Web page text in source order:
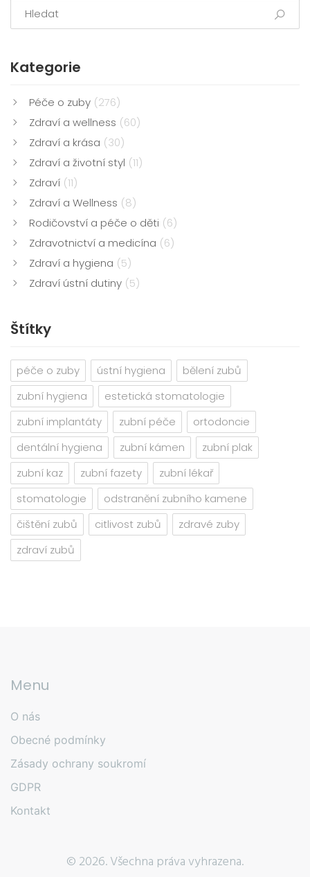
Kategorie
Péče o zuby (276)
Zdraví a wellness (60)
Zdraví a krása (30)
Zdraví a životní styl (11)
Zdraví (11)
Zdraví a Wellness (8)
Rodičovství a péče o děti (6)
Zdravotnictví a medicína (6)
Zdraví a hygiena (5)
Zdraví ústní dutiny (5)
Štítky
péče o zuby ústní hygiena
bělení zubů
zubní hygiena
estetická stomatologie
zubní implantáty
zubní péče
ortodoncie
dentální hygiena
zubní kámen
zubní plak
zubní kaz
zubní fazety
zubní lékař
stomatologie
odstranění zubního kamene
čištění zubů
citlivost zubů
zdravé zuby
zdraví zubů
Menu
O nás
Obecné podmínky
Zásady ochrany soukromí
GDPR
Kontakt
© 2026. Všechna práva vyhrazena.